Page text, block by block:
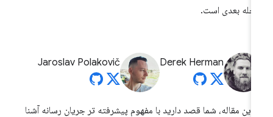
بعدی است.
Derek Herman
Jaroslav Polakovič
این مقاله، شما قصد دارید با مفهوم پیشرفته تر جریان رسانه آشنا